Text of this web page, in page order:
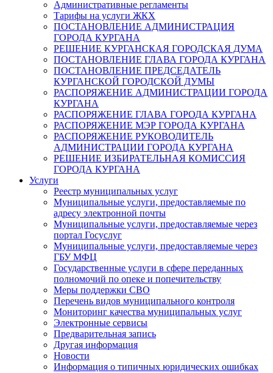
Административные регламенты
Тарифы на услуги ЖКХ
ПОСТАНОВЛЕНИЕ АДМИНИСТРАЦИЯ
ГОРОДА КУРГАНА
РЕШЕНИЕ КУРГАНСКАЯ ГОРОДСКАЯ ДУМА
ПОСТАНОВЛЕНИЕ ГЛАВА ГОРОДА КУРГАНА
ПОСТАНОВЛЕНИЕ ПРЕДСЕДАТЕЛЬ
КУРГАНСКОЙ ГОРОДСКОЙ ДУМЫ
РАСПОРЯЖЕНИЕ АДМИНИСТРАЦИИ ГОРОДА
КУРГАНА
РАСПОРЯЖЕНИЕ ГЛАВА ГОРОДА КУРГАНА
РАСПОРЯЖЕНИЕ МЭР ГОРОДА КУРГАНА
РАСПОРЯЖЕНИЕ РУКОВОДИТЕЛЬ
АДМИНИСТРАЦИИ ГОРОДА КУРГАНА
РЕШЕНИЕ ИЗБИРАТЕЛЬНАЯ КОМИССИЯ
ГОРОДА КУРГАНА
Услуги
Реестр муниципальных услуг
Муниципальные услуги, предоставляемые по
адресу электронной почты
Муниципальные услуги, предоставляемые через
портал Госуслуг
Муниципальные услуги, предоставляемые через
ГБУ МФЦ
Государственные услуги в сфере переданных
полномочий по опеке и попечительству
Меры поддержки СВО
Перечень видов муниципального контроля
Мониторинг качества муниципальных услуг
Электронные сервисы
Предварительная запись
Другая информация
Новости
Информация о типичных юридических ошибках